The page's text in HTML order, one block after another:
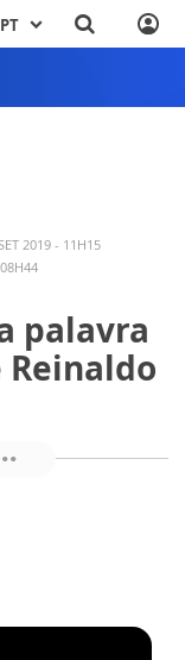
PT
2019 - 11H15
palavra
Reinaldo